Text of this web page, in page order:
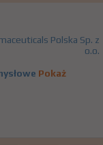
Polska Sp. z
o.o.
Pokaż